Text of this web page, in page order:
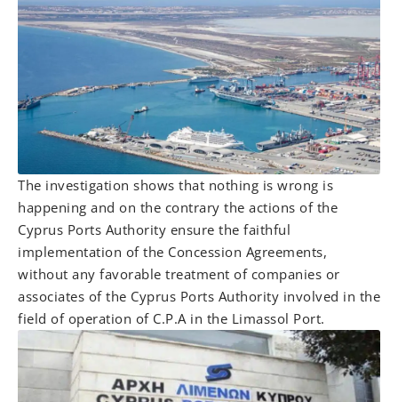
The investigation shows that nothing is wrong is
happening and on the contrary the actions of the
Cyprus Ports Authority ensure the faithful
implementation of the Concession Agreements,
without any favorable treatment of companies or
associates of the Cyprus Ports Authority involved in the
field of operation of C.P.A in the Limassol Port.